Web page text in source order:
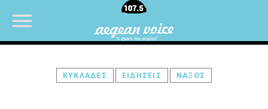
ΚΥΚΛΑΔΕΣ ΕΙΔΉΣΕΙΣ ΝΑΞΟΣ